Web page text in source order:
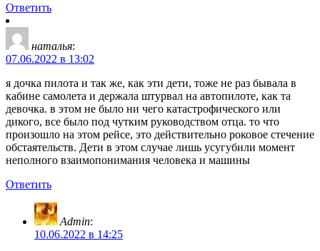
Ответить
наталья:
07.06.2022 в 13:02
я дочка пилота и так же, как эти дети, тоже не раз бывала в
кабине самолета и держала штурвал на автопилоте, как та
девочка. в этом не было ни чего катастрофического или
дикого, все было под чутким руководством отца. то что
произошло на этом рейсе, это действительно роковое стечение
обстаятельств. Дети в этом случае лишь усугубили момент
неполного взаимопонимания человека и машины
Ответить
Admin:
10.06.2022 в 14:25